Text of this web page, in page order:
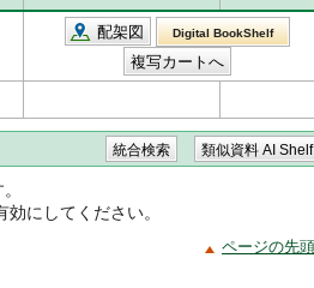
配架図 Digital BookShelf
にしてください。
ページの先